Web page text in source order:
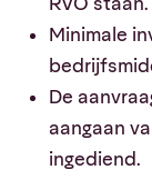
Minimale
De
aangaan
ingediend.